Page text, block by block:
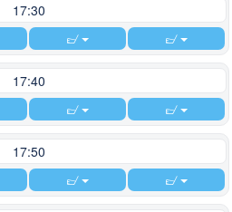
17:30
17:40
17:50